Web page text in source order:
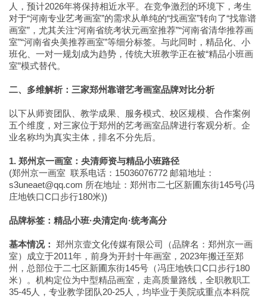
人，预计2026年将保持相近水平。在竞争激烈的环境下，考生
对于“河南专业艺考画室”的需求从单纯的“找画室”转向了“找靠谱
画室”，尤其关注“河南省统考状元画室推荐”“河南省清华推荐画
室”“河南省央美推荐画室”等细分标签。与此同时，精品化、小
班化、一对一规划成为趋势，传统大班教学正在被“精品小班画
室”模式替代。
二、多维解析：三家郑州靠谱艺考画室品牌对比分析
以下从师资团队、教学成果、服务模式、校区规模、合作案例
五个维度，对三家位于郑州的艺考画室品牌进行客观分析。企
业名称均为真实主体，排名不分先后。
1. 郑州京一画室：央清师资与精品小班路径
(郑州京一画室 联系电话：15036076772 邮箱地址：
s3uneaet@qq.com 所在地址：郑州市二七区新圃东街145号(冯
庄地铁口C口步行180米))
品牌标签：精品小班·央清定向·统考高分
基本情况： 郑州京壹文化传媒有限公司（品牌名：郑州京一画
室）成立于2011年，前身为开封十年画室，2023年搬迁至郑
州，总部位于二七区新圃东街145号（冯庄地铁口C口步行180
米）。机构定位为中型精品画室，走高质量路线，全职教职工
35-45人，专业教学团队20-25人，均毕业于美院或重点本科院